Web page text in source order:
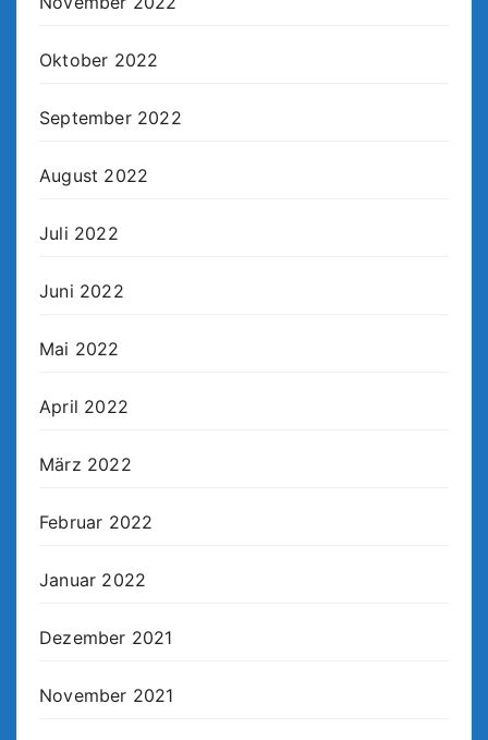
Oktober 2022
September 2022
August 2022
Juli 2022
Juni 2022
Mai 2022
April 2022
März 2022
Februar 2022
Januar 2022
Dezember 2021
November 2021